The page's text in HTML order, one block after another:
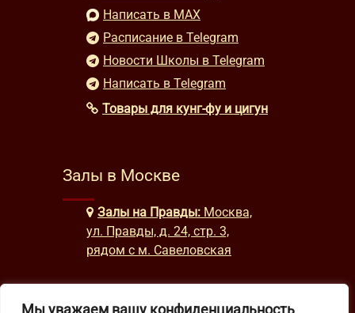
Мы уважаем вашу конфиденциальность
Написать в MAX
Расписание в Telegram
Новости Школы в Telegram
Написать в Telegram
Товары для кунг-фу и цигун
Залы в Москве
Залы на Правды: Москва,
ул. Правды, д. 24, стр. 3,
рядом с м. Савеловская